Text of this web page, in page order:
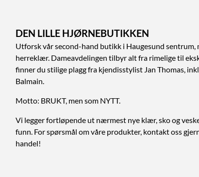
DEN LILLE HJØRNEBUTIKKEN
Utforsk vår second-hand butikk i Haugesund sentrum,
herreklær. Dameavdelingen tilbyr alt fra rimelige til
finner du stilige plagg fra kjendisstylist Jan Thomas,
Balmain.
Motto: BRUKT, men som NYTT.
Vi legger fortløpende ut nærmest nye klær, sko og
funn. For spørsmål om våre produkter, kontakt oss
handel!